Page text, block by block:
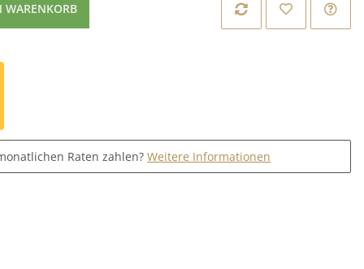
WARENKORB
Raten zahlen? Weitere Informationen